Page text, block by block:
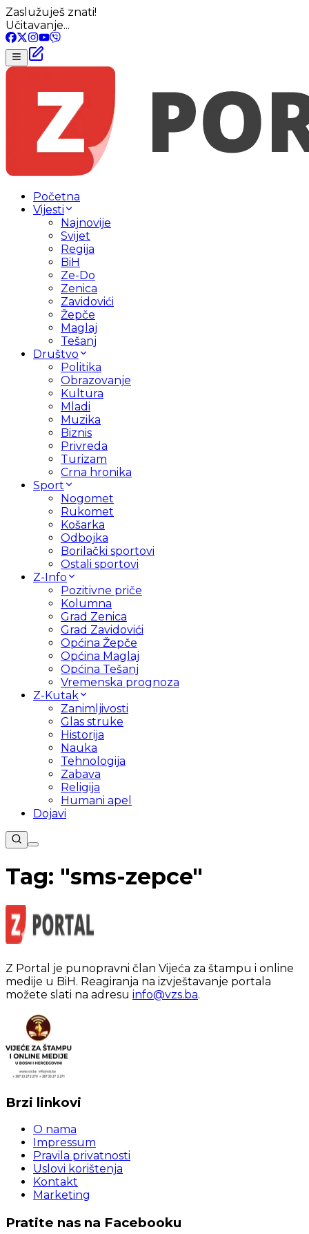
Zaslužuješ znati!
Učitavanje...
Početna
Vijesti
Najnovije
Svijet
Regija
BiH
Ze-Do
Zenica
Zavidovići
Žepče
Maglaj
Tešanj
Društvo
Politika
Obrazovanje
Kultura
Mladi
Muzika
Biznis
Privreda
Turizam
Crna hronika
Sport
Nogomet
Rukomet
Košarka
Odbojka
Borilački sportovi
Ostali sportovi
Z-Info
Pozitivne priče
Kolumna
Grad Zenica
Grad Zavidovići
Općina Žepče
Općina Maglaj
Općina Tešanj
Vremenska prognoza
Z-Kutak
Zanimljivosti
Glas struke
Historija
Nauka
Tehnologija
Zabava
Religija
Humani apel
Dojavi
Tag: "sms-zepce"
Z Portal je punopravni član Vijeća za štampu i online
medije u BiH. Reagiranja na izvještavanje portala
možete slati na adresu info@vzs.ba.
Brzi linkovi
O nama
Impressum
Pravila privatnosti
Uslovi korištenja
Kontakt
Marketing
Pratite nas na Facebooku